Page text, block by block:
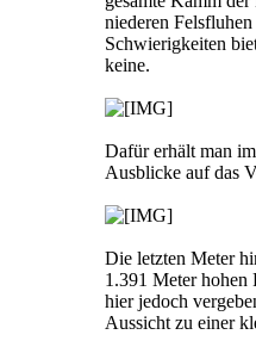
niederen
Schwierigkeiten
keine.
Dafür erhält man
Ausblicke auf das
Die letzten Meter
1.391 Meter hohen
hier jedoch
Aussicht zu einer